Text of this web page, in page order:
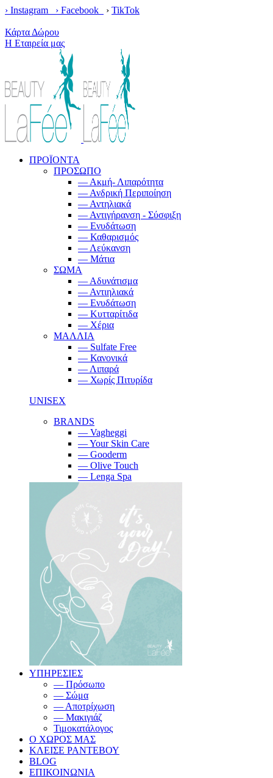
› Instagram › Facebook › TikTok
Κάρτα Δώρου
Η Εταιρεία μας
ΠΡΟΪΟΝΤΑ
ΠΡΟΣΩΠΟ
— Ακμή- Λιπαρότητα
— Ανδρική Περιποίηση
— Αντηλιακά
— Αντιγήρανση - Σύσφιξη
— Ενυδάτωση
— Καθαρισμός
— Λεύκανση
— Μάτια
ΣΩΜΑ
— Αδυνάτισμα
— Αντιηλιακά
— Ενυδάτωση
— Κυτταρίτιδα
— Χέρια
ΜΑΛΛΙΑ
— Sulfate Free
— Κανονικά
— Λιπαρά
— Χωρίς Πιτυρίδα
UNISEX
BRANDS
— Vagheggi
— Your Skin Care
— Gooderm
— Olive Touch
— Lenga Spa
ΥΠΗΡΕΣΙΕΣ
— Πρόσωπο
— Σώμα
— Αποτρίχωση
— Μακιγιάζ
Τιμοκατάλογος
Ο ΧΩΡΟΣ ΜΑΣ
ΚΛΕΙΣΕ ΡΑΝΤΕΒΟΥ
BLOG
ΕΠΙΚΟΙΝΩΝΙΑ